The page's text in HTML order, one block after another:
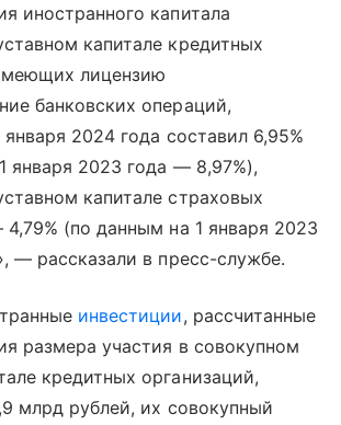
иностранного капитала
капитале кредитных
лицензию
банковских операций,
2024 года составил 6,95%
января 2023 года — 8,97%),
капитале страховых
(по данным на 1 января 2023
— рассказали в пресс-службе.
инвестиции, рассчитанные
размера участия в совокупном
кредитных организаций,
млрд рублей, их совокупный